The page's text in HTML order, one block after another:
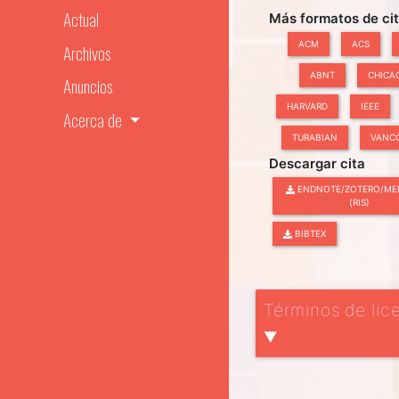
Actual
Archivos
Anuncios
Acerca de
Más formatos de
ACM ACS
ABNT
HARVARD IEEE
TURABIAN
Descargar cita
ENDNOTE/ZOTERO/
(RIS)
BIBTEX
Términos de
▼